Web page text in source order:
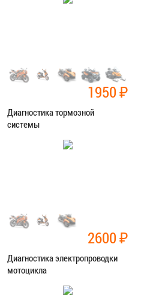
1950₽
Диагностика тормозной
системы
Диагностика
2600₽
Диагностика электропроводки
мотоцикла
Диагностика